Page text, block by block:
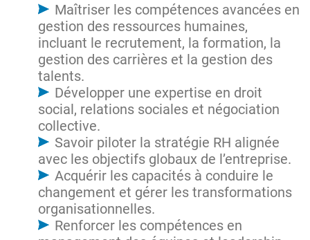
Maîtriser les compétences avancées en
gestion des ressources humaines,
incluant le recrutement, la formation, la
gestion des carrières et la gestion des
talents.
Développer une expertise en droit
social, relations sociales et négociation
collective.
Savoir piloter la stratégie RH alignée
avec les objectifs globaux de l’entreprise.
Acquérir les capacités à conduire le
changement et gérer les transformations
organisationnelles.
Renforcer les compétences en